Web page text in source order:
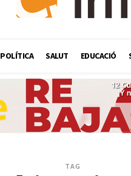
POLÍTICA SALUT EDUCACIÓ
TAG